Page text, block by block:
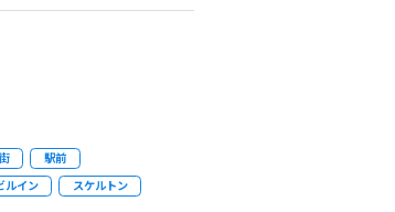
駅前
ルイン スケルトン